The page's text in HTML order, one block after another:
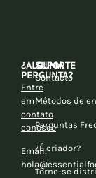
¿ALGUMA
PERGUNTA?
Entre
em
contato
conosco
Email:
SUPORTE
Contacto
Métodos de
Perguntas
¿É criador?
Torne-se